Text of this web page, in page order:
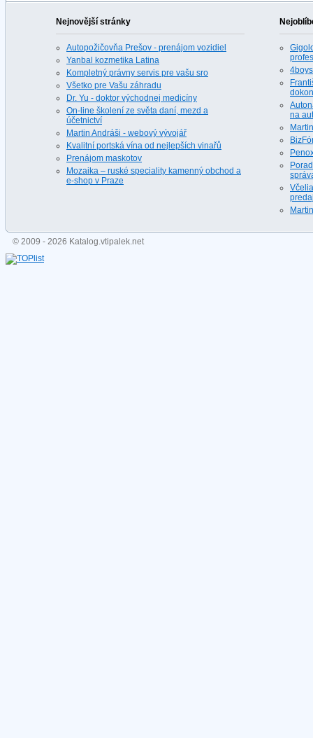
Nejnovější stránky
Autopožičovňa Prešov - prenájom vozidiel
Yanbal kozmetika Latina
Kompletný právny servis pre vašu sro
Všetko pre Vašu záhradu
Dr. Yu - doktor východnej medicíny
On-line školení ze světa daní, mezd a
účetnictví
Martin Andráši - webový vývojář
Kvalitní portská vína od nejlepších vinařů
Prenájom maskotov
Mozaika – ruské speciality kamenný obchod a
e-shop v Praze
na
© 2009 - 2026 Katalog.vtipalek.net